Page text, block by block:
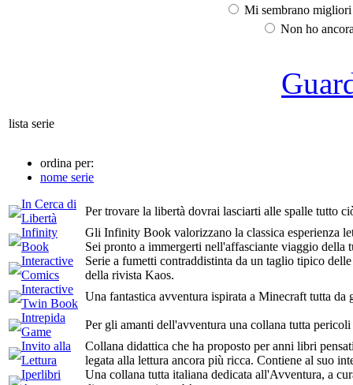
Mi sembrano
Non ho
lista serie
ordina per:
nome serie
In Cerca di
Libertà
Per trovare la libertà dovrai lasciarti alle spalle tutto
Infinity
Book
Gli Infinity Book valorizzano la classica esperienza
Sei pronto a immergerti nell'affasciante viaggio della
Interactive
Comics
Serie a fumetti contraddistinta da un taglio tipico
della rivista Kaos.
Interactive
Twin Book
Una fantastica avventura ispirata a Minecraft tutta
Intrepida
Game
Per gli amanti dell'avventura una collana tutta
Invito alla
Lettura
Collana didattica che ha proposto per anni libri
legata alla lettura ancora più ricca. Contiene al suo
Iperlibri
Una collana tutta italiana dedicata all'Avventura, a